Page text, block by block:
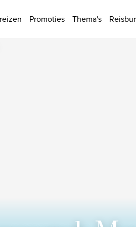
Promoties Thema's